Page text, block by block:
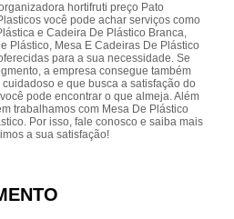
hortifruti preço Pato
você pode achar serviços como
e Cadeira De Plástico Branca,
Plástico, Mesa E Cadeiras De Plástico
para a sua necessidade. Se
a empresa consegue também
e que busca a satisfação do
pode encontrar o que almeja. Além
trabalhamos com Mesa De Plástico
Por isso, fale conosco e saiba mais
a sua satisfação!